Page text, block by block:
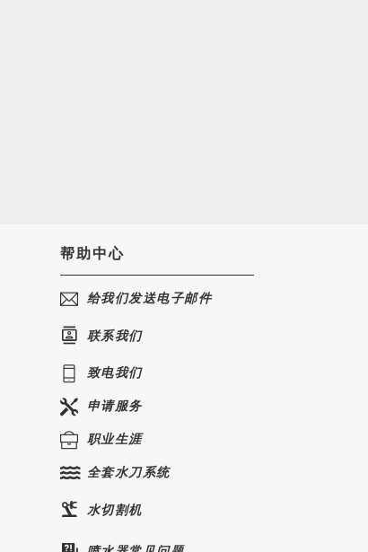
帮助中心
给我们发送电子邮件
联系我们
致电我们
申请服务
职业生涯
全套水刀系统
水切割机